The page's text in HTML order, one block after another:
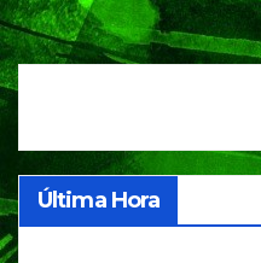
Última Hora